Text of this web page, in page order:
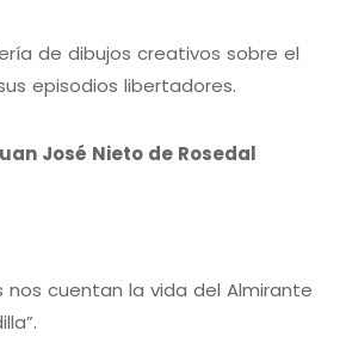
de dibujos creativos sobre el
episodios libertadores.
José Nieto de Rosedal
nos cuentan la vida del Almirante